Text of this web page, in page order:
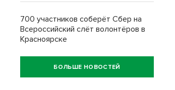
700 участников соберёт Сбер на
Всероссийский слёт волонтёров в
Красноярске
БОЛЬШЕ НОВОСТЕЙ